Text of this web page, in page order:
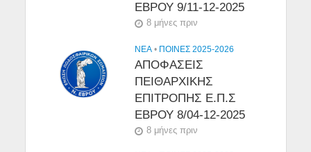
ΕΒΡΟΥ 9/11-12-2025
8 μήνες πριν
NEA • ΠΟΙΝΕΣ 2025-2026
ΑΠΟΦΑΣΕΙΣ
ΠΕΙΘΑΡΧΙΚΗΣ
ΕΠΙΤΡΟΠΗΣ Ε.Π.Σ
ΕΒΡΟΥ 8/04-12-2025
8 μήνες πριν